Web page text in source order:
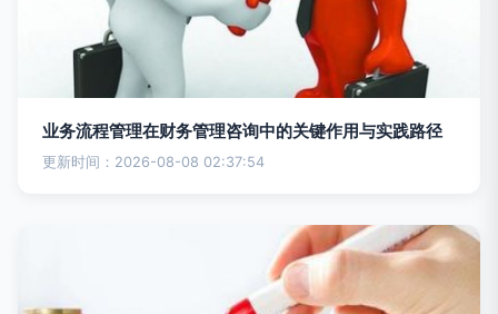
业务流程管理在财务管理咨询中的关键作用与实践路径
更新时间：2026-08-08 02:37:54